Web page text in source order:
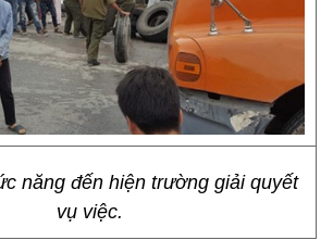
năng đến hiện trường giải quyết
vụ việc.